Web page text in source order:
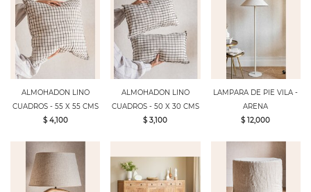
ALMOHADON LINO
CUADROS - 55 X 55 CMS
$ 4,100
ALMOHADON LINO
CUADROS - 50 X 30 CMS
$ 3,100
LAMPARA DE PIE VILA -
ARENA
$ 12,000